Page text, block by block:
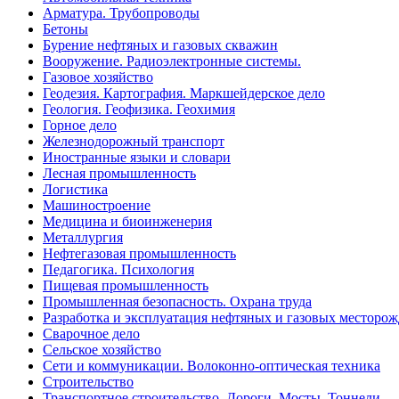
Арматура. Трубопроводы
Бетоны
Бурение нефтяных и газовых скважин
Вооружение. Радиоэлектронные системы.
Газовое хозяйство
Геодезия. Картография. Маркшейдерское дело
Геология. Геофизика. Геохимия
Горное дело
Железнодорожный транспорт
Иностранные языки и словари
Лесная промышленность
Логистика
Машиностроение
Медицина и биоинженерия
Металлургия
Нефтегазовая промышленность
Педагогика. Психология
Пищевая промышленность
Промышленная безопасность. Охрана труда
Разработка и эксплуатация нефтяных и газовых
Сварочное дело
Сельское хозяйство
Сети и коммуникации. Волоконно-оптическая техника
Строительство